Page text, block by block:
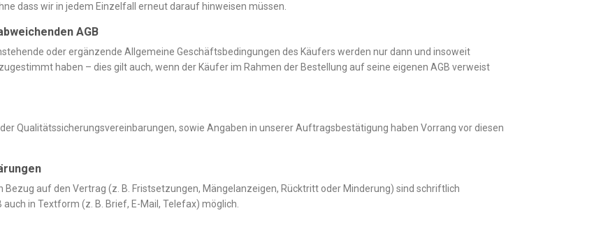
dass wir in jedem Einzelfall erneut darauf hinweisen müssen.
AGB
oder ergänzende Allgemeine Geschäftsbedingungen des Käufers werden nur dann und insoweit
haben – dies gilt auch, wenn der Käufer im Rahmen der Bestellung auf seine eigenen AGB verweist
Qualitätssicherungsvereinbarungen, sowie Angaben in unserer Auftragsbestätigung haben Vorrang vor diesen
auf den Vertrag (z. B. Fristsetzungen, Mängelanzeigen, Rücktritt oder Minderung) sind schriftlich
in Textform (z. B. Brief, E-Mail, Telefax) möglich.